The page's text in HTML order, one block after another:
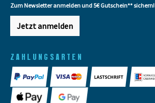
Zum Newsletter anmelden und 5€ Gutschein** sichern!
Jetzt anmelden
ZAHLUNGSARTEN